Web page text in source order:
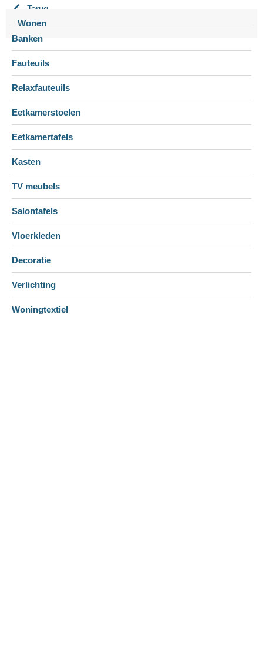
Terug
Wonen
Banken
Fauteuils
Relaxfauteuils
Eetkamerstoelen
Eetkamertafels
Kasten
TV meubels
Salontafels
Vloerkleden
Decoratie
Verlichting
Woningtextiel